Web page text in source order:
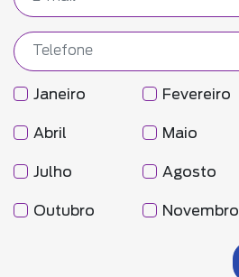
Janeiro Fevereiro
Abril Maio
Julho Agosto
Outubro Novembro